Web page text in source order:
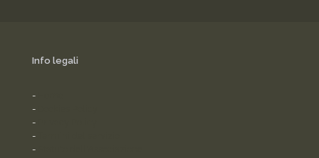
Info legali
-
-
-
-
-